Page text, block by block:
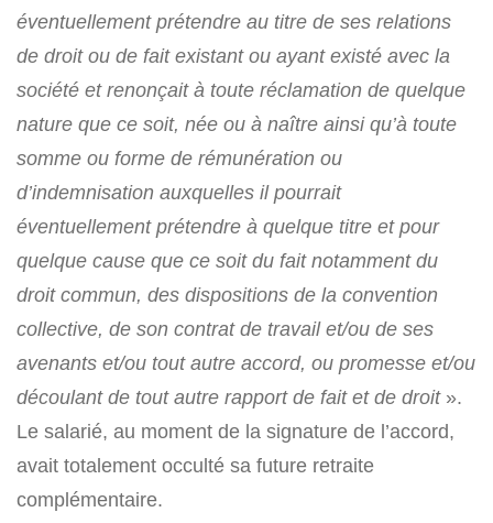
éventuellement prétendre au titre de ses relations
de droit ou de fait existant ou ayant existé avec la
société et renonçait à toute réclamation de quelque
nature que ce soit, née ou à naître ainsi qu’à toute
somme ou forme de rémunération ou
d’indemnisation auxquelles il pourrait
éventuellement prétendre à quelque titre et pour
quelque cause que ce soit du fait notamment du
droit commun, des dispositions de la convention
collective, de son contrat de travail et/ou de ses
avenants et/ou tout autre accord, ou promesse et/ou
découlant de tout autre rapport de fait et de droit ».
Le salarié, au moment de la signature de l’accord,
avait totalement occulté sa future retraite
complémentaire.